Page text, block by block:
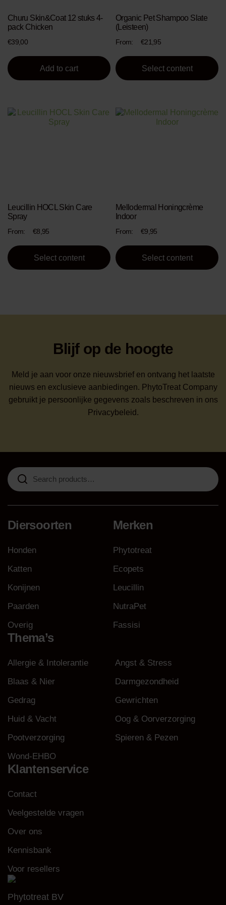
Churu Skin&Coat 12 stuks 4-
pack Chicken
€39,00
Add to cart
Organic Pet Shampoo Slate
(Leisteen)
From: €21,95
Select content
on
the
product
page
Leucillin HOCL Skin Care
Spray
From: €8,95
Select content
This
on
the
product
page
Mellodermal Honingcrème
Indoor
From: €9,95
Select content
This
on
the
product
page
Blijf op de hoogte
Meld je aan voor onze nieuwsbrief en ontvang het laatste
nieuws en exclusieve aanbiedingen. PhytoTreat Company
gebruikt je persoonlijke gegevens zoals beschreven in ons
Privacybeleid.
Search
for:
Diersoorten
Honden
Katten
Konijnen
Paarden
Overig
Merken
Phytotreat
Ecopets
Leucillin
NutraPet
Fassisi
Thema’s
Allergie & Intolerantie
Angst & Stress
Blaas & Nier
Darmgezondheid
Gedrag
Gewrichten
Huid & Vacht
Oog & Oorverzorging
Pootverzorging
Spieren & Pezen
Wond-EHBO
Klantenservice
Contact
Veelgestelde vragen
Over ons
Kennisbank
Voor resellers
Phytotreat BV